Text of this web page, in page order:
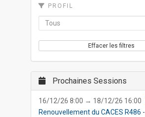
PROFIL
Effacer les filtres
Prochaines Sessions
16/12/26 8:00 → 18/12/26 16:00
Renouvellement du CACES R486 -